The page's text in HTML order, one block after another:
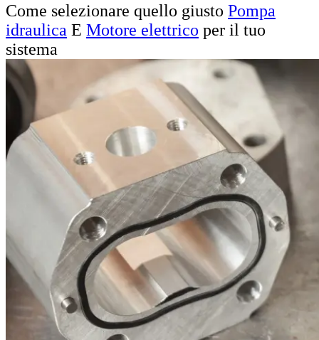
Come selezionare quello giusto Pompa
idraulica E Motore elettrico per il tuo
sistema